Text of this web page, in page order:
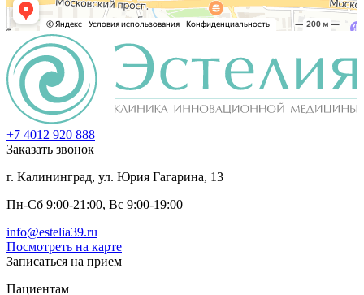
+7 4012 920 888
Заказать звонок
г. Калининград, ул. Юрия Гагарина, 13
Пн-Сб 9:00-21:00, Вс 9:00-19:00
info@estelia39.ru
Посмотреть на карте
Записаться на прием
Пациентам